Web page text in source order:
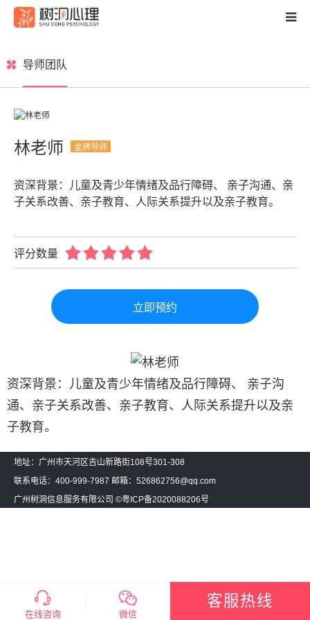
精神疾病
亲子教育 个人成长
导师团队 服务项目 关于我们 心理科普
客户留言 新闻资讯
导师团队
林老师 金牌导师
资深背景：儿童及青少年情绪及品行障碍、 亲子沟通、亲
子关系改善、亲子教育、人际关系提升以及亲子教育。
评分数量
立即预约
资深背景：儿童及青少年情绪及品行障碍、 亲子沟
通、亲子关系改善、亲子教育、人际关系提升以及亲
子教育。
地址：广州市天河区吉山新路街108号301-308
联系电话：400-999-7987 邮箱：526862756@qq.com
广州树洞信息服务有限公司 ©粤ICP备2020088206号
在线咨询 微信
客服热线